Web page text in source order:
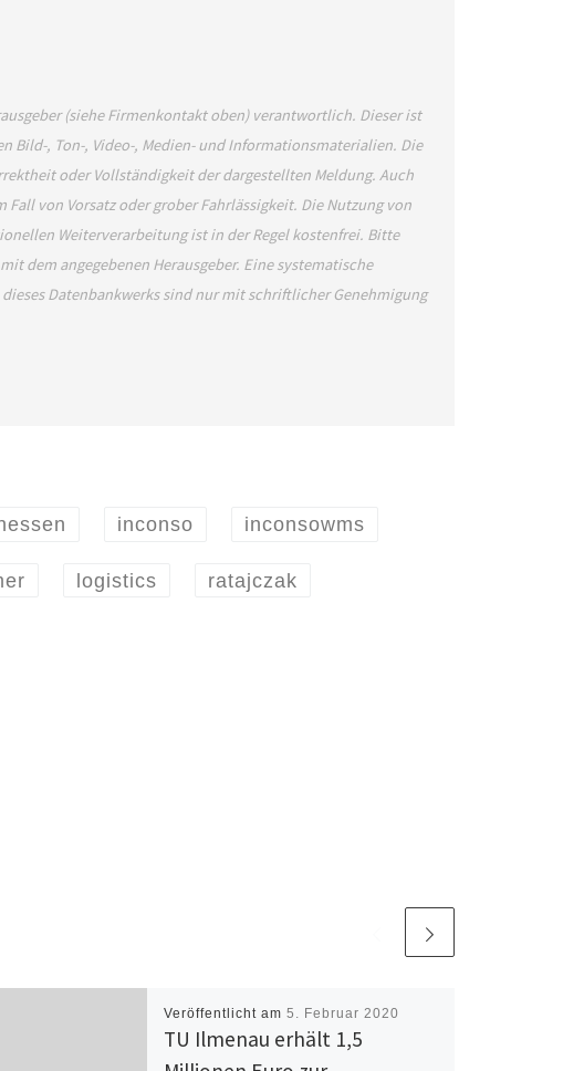
(siehe Firmenkontakt oben) verantwortlich. Dieser ist
Bild-, Ton-, Video-, Medien- und Informationsmaterialien. Die
oder Vollständigkeit der dargestellten Meldung. Auch
von Vorsatz oder grober Fahrlässigkeit. Die Nutzung von
Weiterverarbeitung ist in der Regel kostenfrei. Bitte
dem angegebenen Herausgeber. Eine systematische
Datenbankwerks sind nur mit schriftlicher Genehmigung
inconso inconsowms
logistics ratajczak
Veröffentlicht am 5. Februar 2020
TU Ilmenau erhält 1,5